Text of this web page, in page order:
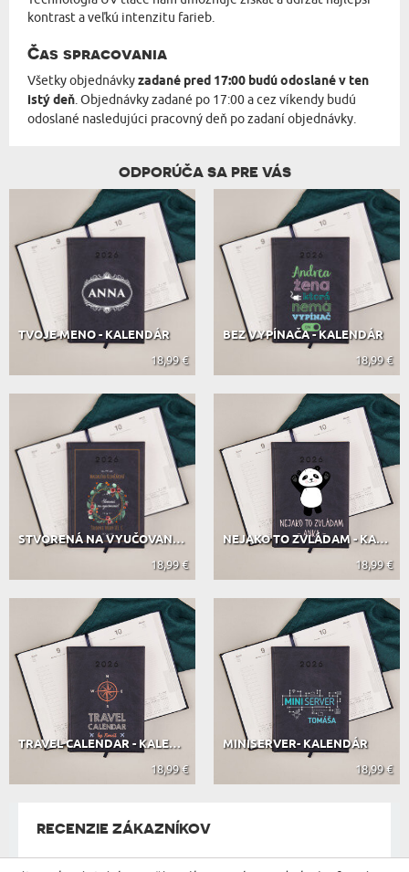
kontrast a veľkú intenzitu farieb.
Čas spracovania
Všetky objednávkyzadané pred 17:00 budú odoslané v ten
istý deň . Objednávky zadané po 17:00 a cez víkendy budú
odoslané nasledujúci pracovný deň po zadaní objednávky.
ODPORÚČA SA PRE VÁS
TVOJE MENO - KALENDÁR
18,99 €
BEZ VYPÍNAČA - KALENDÁR
18,99 €
STVORENÁ NA VYUČOVANIE - KALENDÁR
18,99 €
NEJAKO TO ZVLÁDAM - KALENDÁR
18,99 €
TRAVEL CALENDAR - KALENDÁR
18,99 €
MINISERVER- KALENDÁR
18,99 €
RECENZIE ZÁKAZNÍKOV